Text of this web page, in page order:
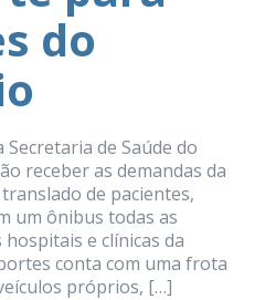
do
de Saúde do
receber as demandas da
de pacientes,
um ônibus todas as
e clínicas da
conta com uma frota
próprios, […]